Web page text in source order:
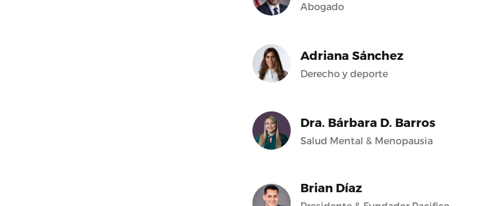
Abogado
Adriana Sánchez
Derecho y deporte
Dra. Bárbara D. Barros
Salud Mental & Menopausia
Brian Díaz